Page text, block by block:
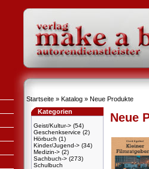
Startseite » Katalog » Neue Produkte
Kategorien
Geist/Kultur-> (54)
Geschenkservice (2)
Hörbuch (1)
Kinder/Jugend-> (34)
Medizin-> (2)
Sachbuch-> (273)
Schulbuch
Neue